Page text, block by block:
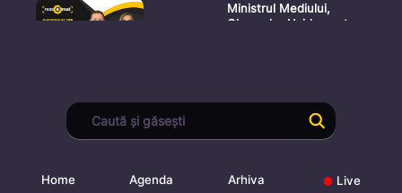
Ministrul Mediului,
Gheorghe Hajder, este
Consultări publice privind
proiectul de lege pent
Home Agenda Arhiva Live